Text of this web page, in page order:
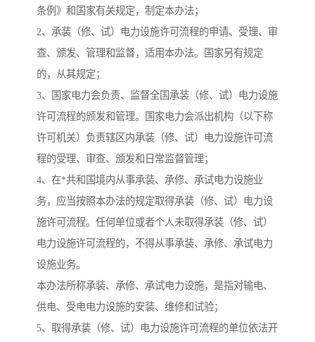
条例》和国家有关规定，制定本办法；
2、承装（修、试）电力设施许可流程的申请、受理、审
查、颁发、管理和监督，适用本办法。国家另有规定
的，从其规定；
3、国家电力会负责、监督全国承装（修、试）电力设施
许可流程的颁发和管理。国家电力会派出机构（以下称
许可机关）负责辖区内承装（修、试）电力设施许可流
程的受理、审查、颁发和日常监督管理；
4、在*共和国境内从事承装、承修、承试电力设施业
务，应当按照本办法的规定取得承装（修、试）电力设
施许可流程。任何单位或者个人未取得承装（修、试）
电力设施许可流程的，不得从事承装、承修、承试电力
设施业务。
本办法所称承装、承修、承试电力设施，是指对输电、
供电、受电电力设施的安装、维修和试验；
5、取得承装（修、试）电力设施许可流程的单位依法开